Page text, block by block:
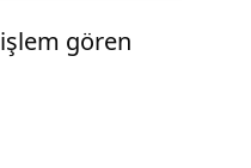
gören